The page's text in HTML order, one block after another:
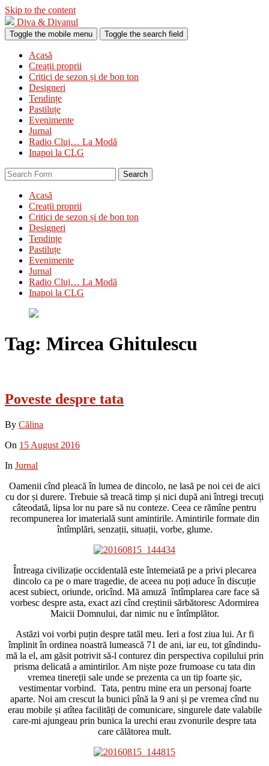
Skip to the content
Diva & Divanul
Toggle the mobile menu Toggle the search field
Acasă
Creații proprii
Critici de sezon și de bon ton
Designeri
Tendințe
Pastiluțe
Evenimente
Jurnal
Radio Cluj… La Modă
Inapoi la CLG
Search
Acasă
Creații proprii
Critici de sezon și de bon ton
Designeri
Tendințe
Pastiluțe
Evenimente
Jurnal
Radio Cluj… La Modă
Inapoi la CLG
Tag: Mircea Ghitulescu
Poveste despre tata
By Călina
On 15 August 2016
In Jurnal
Oamenii cînd pleacă în lumea de dincolo, ne lasă pe noi cei de aici
cu dor și durere. Trebuie să treacă timp și nici după ani întregi trecuți
câteodată, lipsa lor nu pare să nu conteze. Ceea ce rămîne pentru
recompunerea lor imaterială sunt amintirile. Amintirile formate din
întîmplări, senzații, situații, vorbe, glume.
Întreaga civilizație occidentală este întemeiată pe a privi plecarea
dincolo ca pe o mare tragedie, de aceea nu poți aduce în discuție
acest subiect, oriunde, oricînd. Mă amuză întîmplarea care face să
vorbesc despre asta, exact azi cînd creștinii sărbătoresc Adormirea
Maicii Domnului, dar nimic nu e întîmplător.
Astăzi voi vorbi puțin despre tatăl meu. Ieri a fost ziua lui. Ar fi
împlinit în ordinea noastră lumească 71 de ani, iar eu, tot gîndindu-
mă la el, am găsit potrivit să-l conturez din perspectiva copilului prin
prisma delicată a amintirilor. Am niște poze frumoase cu tata din
vremea tinereții sale unde se prezenta ca un tip foarte șic,
vestimentar vorbind. Tata, pentru mine era un personaj foarte
aparte. Noi am crescut la bunici pînă la 9 ani și pe vremea cînd nu
erau mobile și atîtea facilități de comunicare, singurele date valabile
care-mi ajungeau prin bunica la urechi erau zvonurile despre tata
care călătorea mult.